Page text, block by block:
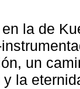
la de
un
la